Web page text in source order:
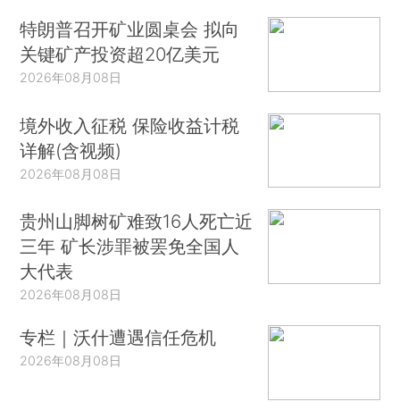
特朗普召开矿业圆桌会 拟向
关键矿产投资超20亿美元
2026年08月08日
境外收入征税 保险收益计税
详解(含视频)
2026年08月08日
贵州山脚树矿难致16人死亡近
三年 矿长涉罪被罢免全国人
大代表
2026年08月08日
专栏｜沃什遭遇信任危机
2026年08月08日